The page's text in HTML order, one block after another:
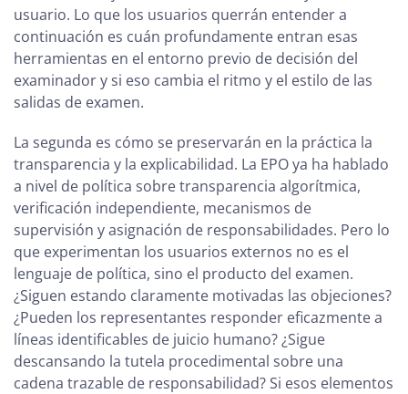
usuario. Lo que los usuarios querrán entender a
continuación es cuán profundamente entran esas
herramientas en el entorno previo de decisión del
examinador y si eso cambia el ritmo y el estilo de las
salidas de examen.
La segunda es cómo se preservarán en la práctica la
transparencia y la explicabilidad. La EPO ya ha hablado
a nivel de política sobre transparencia algorítmica,
verificación independiente, mecanismos de
supervisión y asignación de responsabilidades. Pero lo
que experimentan los usuarios externos no es el
lenguaje de política, sino el producto del examen.
¿Siguen estando claramente motivadas las objeciones?
¿Pueden los representantes responder eficazmente a
líneas identificables de juicio humano? ¿Sigue
descansando la tutela procedimental sobre una
cadena trazable de responsabilidad? Si esos elementos